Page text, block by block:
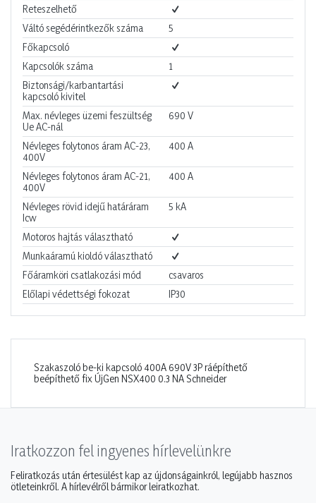
Reteszelhető
Váltó segédérintkezők száma
5
Főkapcsoló
Kapcsolók száma
1
Biztonsági/karbantartási
kapcsoló kivitel
Max. névleges üzemi feszültség
Ue AC-nál
690 V
Névleges folytonos áram AC-23,
400V
400 A
Névleges folytonos áram AC-21,
400V
400 A
Névleges rövid idejű határáram
Icw
5 kA
Motoros hajtás választható
Munkaáramú kioldó választható
Főáramköri csatlakozási mód
csavaros
Előlapi védettségi fokozat
IP30
Szakaszoló be-ki kapcsoló 400A 690V 3P ráépíthető
beépíthető fix ÚjGen NSX400 0.3 NA Schneider
Iratkozzon fel ingyenes hírlevelünkre
Feliratkozás után értesülést kap az újdonságainkról, legújabb hasznos
ötleteinkről. A hírlevélről bármikor leiratkozhat.